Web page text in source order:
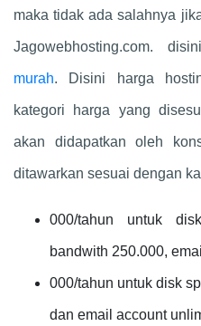
maka tidak ada salahnya
Jagowebhosting.com.
murah. Disini harga
kategori harga yang
akan didapatkan oleh
ditawarkan sesuai dengan
000/tahun untuk
bandwith 250.000,
000/tahun untuk disk
dan email account